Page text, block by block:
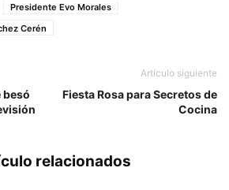
Presidente Evo Morales
Cerén
besó
Artículo siguiente
Fiesta Rosa para Secretos de
Cocina
relacionados